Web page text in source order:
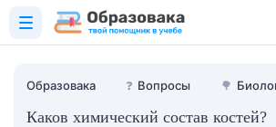
Образовака ❓ Вопросы 🌳
Каков химический состав костей?